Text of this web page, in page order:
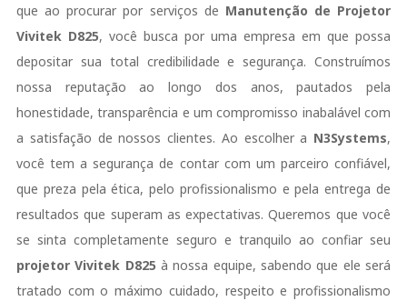
que ao procurar por serviços de Manutenção de Projetor
Vivitek D825, você busca por uma empresa em que possa
depositar sua total credibilidade e segurança. Construímos
nossa reputação ao longo dos anos, pautados pela
honestidade, transparência e um compromisso inabalável com
a satisfação de nossos clientes. Ao escolher a N3Systems,
você tem a segurança de contar com um parceiro confiável,
que preza pela ética, pelo profissionalismo e pela entrega de
resultados que superam as expectativas. Queremos que você
se sinta completamente seguro e tranquilo ao confiar seu
projetorVivitek D825 à nossa equipe, sabendo que ele será
tratado com o máximo cuidado, respeito e profissionalismo